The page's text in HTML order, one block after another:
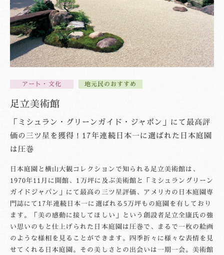
アート・文化 地元民のおすすめ
足立美術館
「ミシュラン・グリーンガイド・ジャポン」にて最高評
価の三ツ星を獲得！17年連続日本一に選ばれた日本庭園
は圧巻
日本庭園と横山大観コレクションで知られる足立美術館は、
1970年11月に開館、1万坪に及ぶ美術館と「ミシュラングリーン
ガイドジャパン」にて最高の三ツ星評価、アメリカの日本庭園専
門誌にて17年連続日本一に選ばれる5万坪もの庭園を有しており
ます。「美の感動に接してほしい」という創設者足立全康氏の強
い思いのもと仕上げられた日本庭園は圧巻で、まるで一枚の絵画
のような様相を見ることができます。四季折々に様々な表情を見
せてくれる日本庭園。その美しさとの出会いは一期一会。美術館